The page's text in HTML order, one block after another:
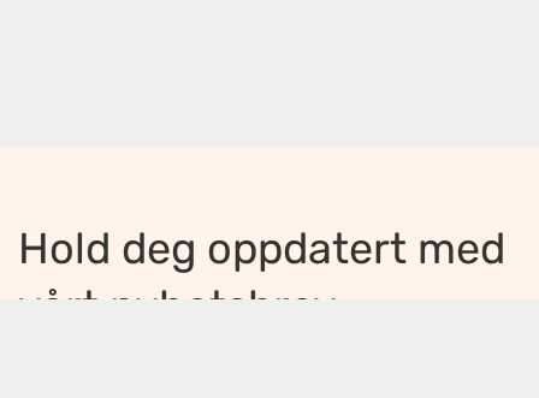
Hold deg oppdatert med
vårt nyhetsbrev